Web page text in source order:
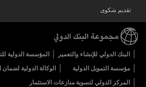
تقديم شكوى
البنك الدولي للإنشاء والتعمير
المؤسسة الدولية
مؤسسة التمويل الدولية
الوكالة الدولية لضمان
المركز الدولي لتسوية منازعات الاستثمار